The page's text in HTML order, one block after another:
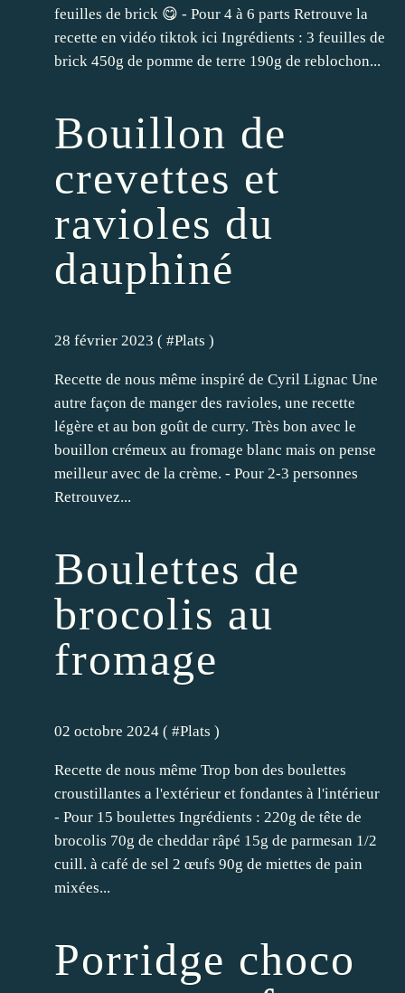
feuilles de brick 😋 - Pour 4 à 6 parts Retrouve la
recette en vidéo tiktok ici Ingrédients : 3 feuilles de
brick 450g de pomme de terre 190g de reblochon...
Bouillon de
crevettes et
ravioles du
dauphiné
28 février 2023 ( #Plats )
Recette de nous même inspiré de Cyril Lignac Une
autre façon de manger des ravioles, une recette
légère et au bon goût de curry. Très bon avec le
bouillon crémeux au fromage blanc mais on pense
meilleur avec de la crème. - Pour 2-3 personnes
Retrouvez...
Boulettes de
brocolis au
fromage
02 octobre 2024 ( #Plats )
Recette de nous même Trop bon des boulettes
croustillantes a l'extérieur et fondantes à l'intérieur
- Pour 15 boulettes Ingrédients : 220g de tête de
brocolis 70g de cheddar râpé 15g de parmesan 1/2
cuill. à café de sel 2 œufs 90g de miettes de pain
mixées...
Porridge choco